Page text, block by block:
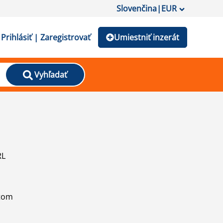
Slovenčina|EUR
Prihlásiť | Zaregistrovať Umiestniť inzerát
Vyhľadať